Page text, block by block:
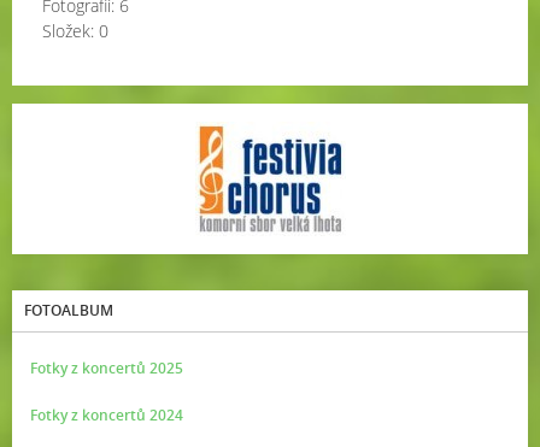
Fotografií: 6
Složek: 0
FOTOALBUM
Fotky z koncertů 2025
Fotky z koncertů 2024